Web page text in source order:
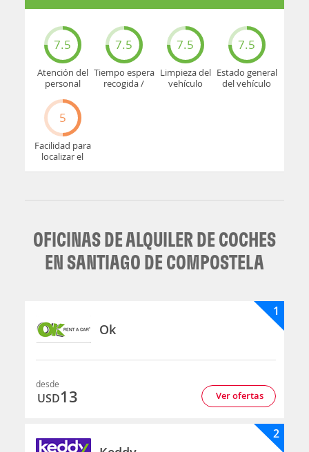
7.5
Atención del
personal
7.5
Tiempo espera
recogida /
7.5
Limpieza del
vehículo
7.5
Estado general
del vehículo
5
Facilidad para
localizar el
OFICINAS DE ALQUILER DE COCHES
EN SANTIAGO DE COMPOSTELA
Ok
1
desde
USD13 Ver ofertas
2